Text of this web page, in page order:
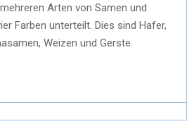
Arten von Samen und
Farben unterteilt. Dies sind Hafer,
Weizen und Gerste.